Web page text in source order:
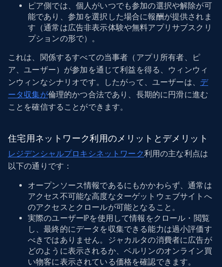
ピア側では、個人がいつでも参加の選択や解除が可
能であり、参加を選択した場合に報酬が提供されま
す（通常は広告非表示体験や無料アプリサブスクリ
プションの形で）。
これは、関係するすべての当事者（アプリ所有者、ピ
ア、ユーザー）が参加を通じて利益を得る、ウィンウィ
ンウィンなシナリオです。したがって、ユーザーは、 デ
ータ収集が倫理的かつ合法であり、長期的に円滑に進む
ことを確信することができます。
住宅用ネットワーク利用のメリットとデメリット
レジデンシャルプロキシネットワーク利用の主な利点は
以下の通りです：
オープンソース情報であるにもかかわらず、通常は
アクセス不可能な高度なターゲットウェブサイトへ
のアクセスとクロールが可能となること。
実際のユーザーIPを使用して情報をクロール・閲覧
し、最終的にデータを収集できる能力は過小評価す
べきではありません。ジャカルタの消費者に広告が
どのように表示されるか、ベルリンのオンライン買
い物客に表示されている価格を確認できます。